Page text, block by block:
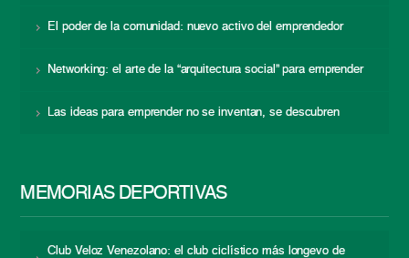
El poder de la comunidad: nuevo activo del emprendedor
Networking: el arte de la “arquitectura social” para emprender
Las ideas para emprender no se inventan, se descubren
MEMORIAS DEPORTIVAS
Club Veloz Venezolano: el club ciclístico más longevo de